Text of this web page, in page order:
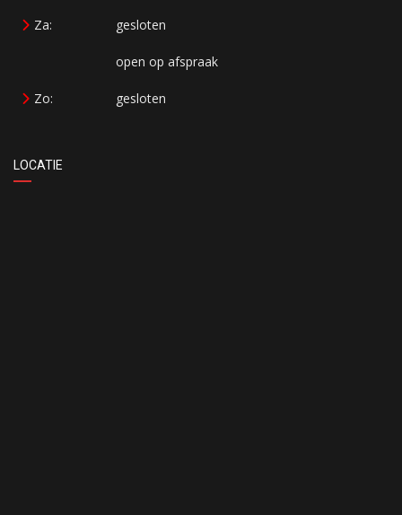
Za: gesloten
open op afspraak
Zo: gesloten
LOCATIE